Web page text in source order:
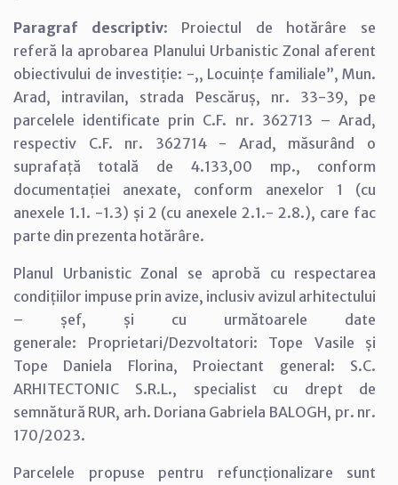
Paragraf descriptiv: Proiectul de hotărâre se
referă la aprobarea Planului Urbanistic Zonal aferent
obiectivului de investiție: -,, Locuințe familiale”, Mun.
Arad, intravilan, strada Pescăruș, nr. 33-39, pe
parcelele identificate prin C.F. nr. 362713 – Arad,
respectiv C.F. nr. 362714 - Arad, măsurând o
suprafață totală de 4.133,00 mp., conform
documentației anexate, conform anexelor 1 (cu
anexele 1.1. -1.3) și 2 (cu anexele 2.1.- 2.8.), care fac
parte din prezenta hotărâre.
Planul Urbanistic Zonal se aprobă cu respectarea
condițiilor impuse prin avize, inclusiv avizul arhitectului
– șef, și cu următoarele date
generale: Proprietari/Dezvoltatori: Tope Vasile și
Tope Daniela Florina, Proiectant general: S.C.
ARHITECTONIC S.R.L., specialist cu drept de
semnătură RUR, arh. Doriana Gabriela BALOGH, pr. nr.
170/2023.
Parcelele propuse pentru refuncționalizare sunt